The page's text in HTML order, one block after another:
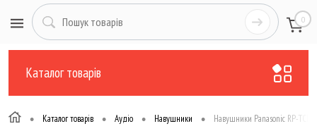
0
Каталог товарів
• Каталог товарів • Аудіо • Навушники • Навушники Panasonic RP-